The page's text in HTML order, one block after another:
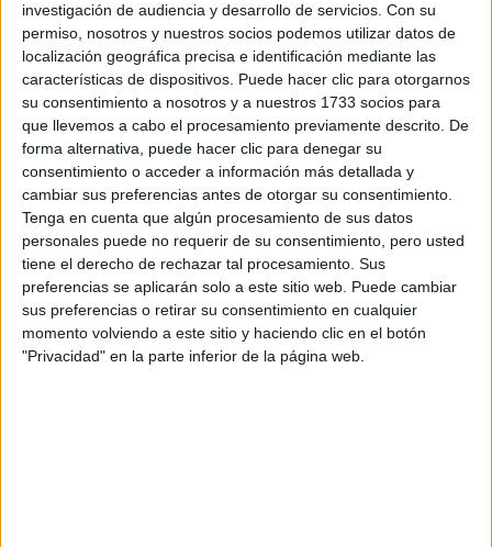
investigación de audiencia y desarrollo de servicios. Con su
permiso, nosotros y nuestros socios podemos utilizar datos de
localización geográfica precisa e identificación mediante las
características de dispositivos. Puede hacer clic para otorgarnos
su consentimiento a nosotros y a nuestros 1733 socios para
que llevemos a cabo el procesamiento previamente descrito. De
forma alternativa, puede hacer clic para denegar su
consentimiento o acceder a información más detallada y
cambiar sus preferencias antes de otorgar su consentimiento.
Tenga en cuenta que algún procesamiento de sus datos
personales puede no requerir de su consentimiento, pero usted
tiene el derecho de rechazar tal procesamiento. Sus
preferencias se aplicarán solo a este sitio web. Puede cambiar
sus preferencias o retirar su consentimiento en cualquier
momento volviendo a este sitio y haciendo clic en el botón
"Privacidad" en la parte inferior de la página web.
Etiquetas: La universidad - un mundo Biotecnología